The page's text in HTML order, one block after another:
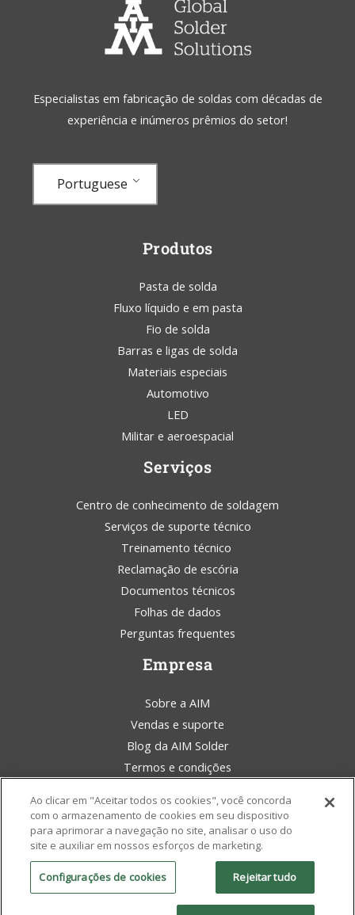
Especialistas em fabricação de soldas com décadas de
experiência e inúmeros prêmios do setor!
Portuguese
Produtos
Pasta de solda
Fluxo líquido e em pasta
Fio de solda
Barras e ligas de solda
Materiais especiais
Automotivo
LED
Militar e aeroespacial
Serviços
Centro de conhecimento de soldagem
Serviços de suporte técnico
Treinamento técnico
Reclamação de escória
Documentos técnicos
Folhas de dados
Perguntas frequentes
Empresa
Sobre a AIM
Vendas e suporte
Blog da AIM Solder
Termos e condições
Conscientização ambiental
Políticas e certificados
Direitos autorais © 2026 AIM Solder
Ao clicar em "Aceitar todos os cookies", você concorda
com o armazenamento de cookies em seu dispositivo
para aprimorar a navegação no site, analisar o uso do
site e auxiliar em nossos esforços de marketing.
Configurações de cookies Rejeitar tudo